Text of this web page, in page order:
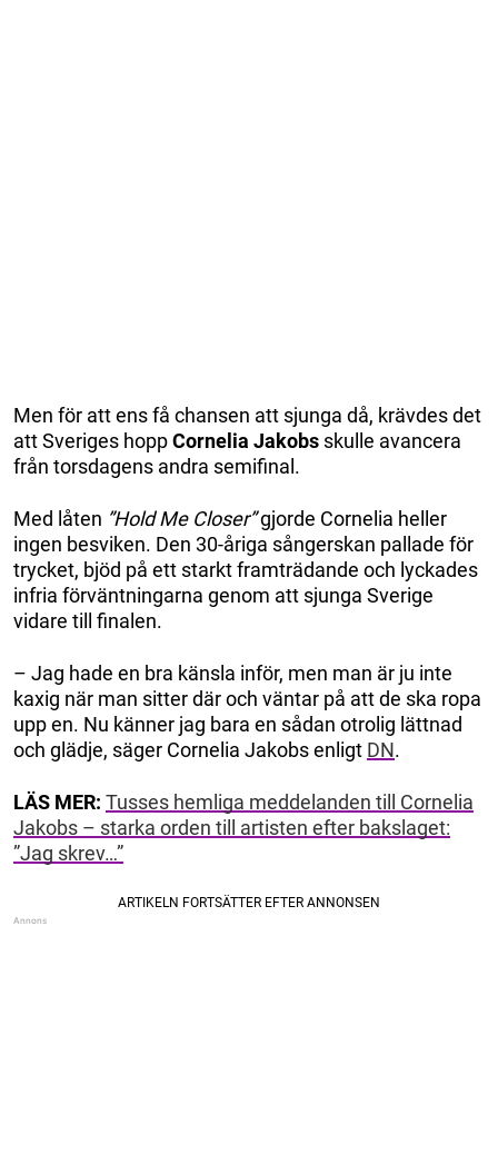
Men för att ens få chansen att sjunga då, krävdes det
att Sveriges hoppCornelia Jakobs skulle avancera
från torsdagens andra semifinal.
Med låten ”Hold Me Closer”gjorde Cornelia heller
ingen besviken. Den 30-åriga sångerskan pallade för
trycket, bjöd på ett starkt framträdande och lyckades
infria förväntningarna genom att sjunga Sverige
vidare till finalen.
– Jag hade en bra känsla inför, men man är ju inte
kaxig när man sitter där och väntar på att de ska ropa
upp en. Nu känner jag bara en sådan otrolig lättnad
och glädje, säger Cornelia Jakobs enligt DN.
LÄS MER: Tusses hemliga meddelanden till Cornelia
Jakobs – starka orden till artisten efter bakslaget:
”Jag skrev…”